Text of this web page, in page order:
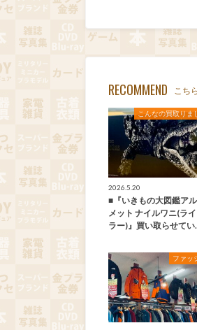
RECOMMEND こち
こんなの買取りま
2026.5.20
■『いきもの大図鑑ア
メット ナイルワニ(ラ
ラー)』買い取らせて
ファッ